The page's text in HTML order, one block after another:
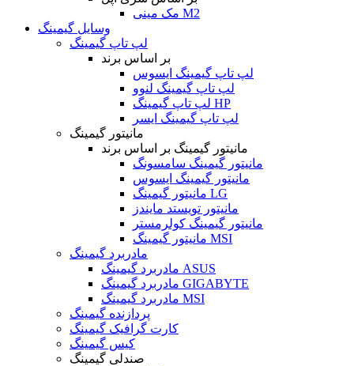
مک مینی M2
وسایل گیمینگ
لپ تاپ گیمینگ
بر اساس برند
لپ تاپ گیمینگ ایسوس
لپ تاپ گیمینگ لنوو
لپ تاپ گیمینگ HP
لپ تاپ گیمینگ ایسر
مانیتور گیمینگ
مانیتور گیمینگ بر اساس برند
مانیتور گیمینگ سامسونگ
مانیتور گیمینگ ایسوس
مانیتور گیمینگ LG
مانیتور تویستد مایندز
مانیتور گیمینگ کولرمستر
مانیتور گیمینگ MSI
مادربرد گیمینگ
مادربرد گیمینگ ASUS
مادربرد گیمینگ GIGABYTE
مادربرد گیمینگ MSI
پردازنده گیمینگ
کارت گرافیک گیمینگ
کیس گیمینگ
صندلی گیمینگ